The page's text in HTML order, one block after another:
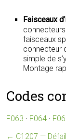
Faisceaux
faisceaux
connecteur
simple de
Montage
Codes
F063 · F064 ·
← C1207 —